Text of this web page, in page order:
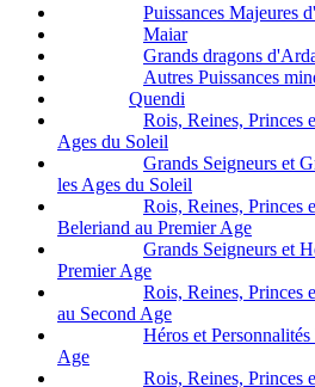
Puissances Majeures
Maiar
Grands dragons
Autres Puissances
Quendi
Rois, Reines, Princes
Ages du Soleil
Grands Seigneurs et
les Ages du Soleil
Rois, Reines, Princes
Beleriand au Premier Age
Grands Seigneurs et
Premier Age
Rois, Reines, Princes
au Second Age
Héros et
Age
Rois, Reines, Princes